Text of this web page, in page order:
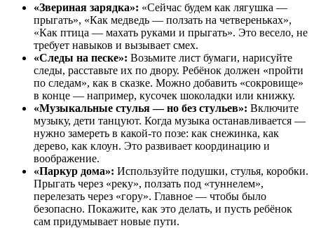
«Звериная зарядка»: «Сейчас будем как лягушка —
прыгать», «Как медведь — ползать на четвереньках»,
«Как птица — махать руками и прыгать». Это весело, не
требует навыков и вызывает смех.
«Следы на песке»: Возьмите лист бумаги, нарисуйте
следы, расставьте их по двору. Ребёнок должен «пройти
по следам», как в сказке. Можно добавить «сокровище»
в конце — например, кусочек шоколадки или книжку.
«Музыкальные стулья — но без стульев»: Включите
музыку, дети танцуют. Когда музыка останавливается —
нужно замереть в какой-то позе: как снежинка, как
дерево, как клоун. Это развивает координацию и
воображение.
«Паркур дома»: Используйте подушки, стулья, коробки.
Прыгать через «реку», ползать под «туннелем»,
перелезать через «гору». Главное — чтобы было
безопасно. Покажите, как это делать, и пусть ребёнок
сам придумывает новые пути.